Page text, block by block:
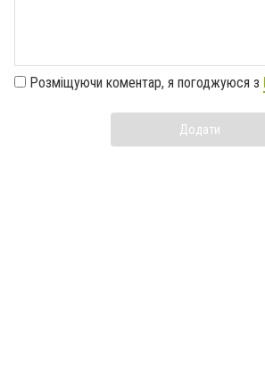
Розміщуючи коментар, я погоджуюся з
Додати